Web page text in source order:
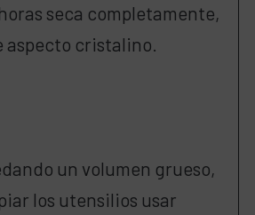
seca completamente,
cristalino.
un volumen grueso,
los utensilios usar